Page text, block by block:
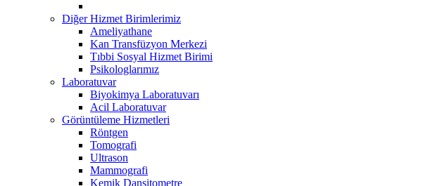
Diğer Hizmet Birimlerimiz
Ameliyathane
Kan Transfüzyon Merkezi
Tıbbi Sosyal Hizmet Birimi
Psikologlarımız
Laboratuvar
Biyokimya Laboratuvarı
Acil Laboratuvar
Görüntüleme Hizmetleri
Röntgen
Tomografi
Ultrason
Mammografi
Kemik Dansitometre